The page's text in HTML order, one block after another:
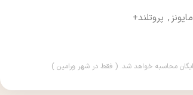
مایونز , پروتلند+